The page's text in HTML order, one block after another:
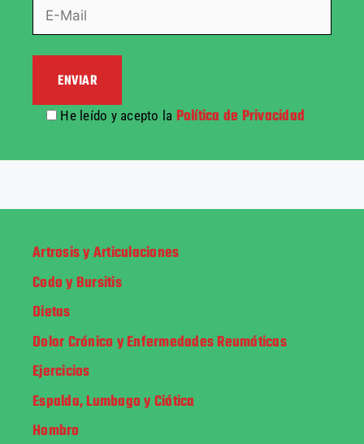
He leído y acepto la Política de Privacidad
Artrosis y Articulaciones
Codo y Bursitis
Dietas
Dolor Crónico y Enfermedades Reumáticas
Ejercicios
Espalda, Lumbago y Ciática
Hombro